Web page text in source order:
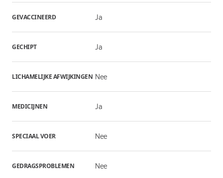
GEVACCINEERD Ja
GECHIPT Ja
LICHAMELIJKE AFWIJKINGEN Nee
MEDICIJNEN Ja
SPECIAAL VOER Nee
GEDRAGSPROBLEMEN Nee